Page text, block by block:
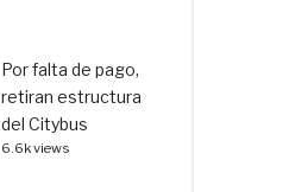
Por falta de pago,
retiran estructura
del Citybus
6.6k views